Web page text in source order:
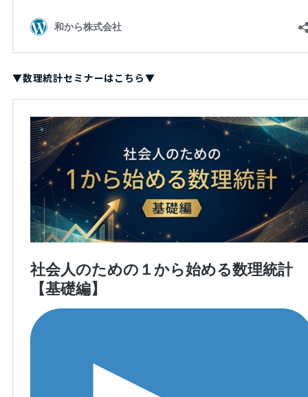
▼数理統計セミナーはこちら▼